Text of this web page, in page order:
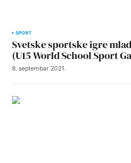
SPORT
Svetske sportske igre
(U15 World School Sport
8. septembar 2021.